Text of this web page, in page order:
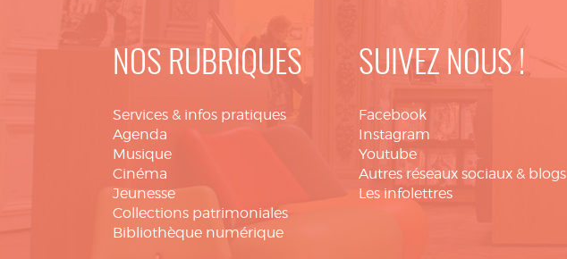
NOS RUBRIQUES
Services & infos pratiques
Agenda
Musique
Cinéma
Jeunesse
Collections patrimoniales
Bibliothèque numérique
SUIVEZ NOUS !
Facebook
Instagram
Youtube
Autres réseaux sociaux & blogs
Les infolettres